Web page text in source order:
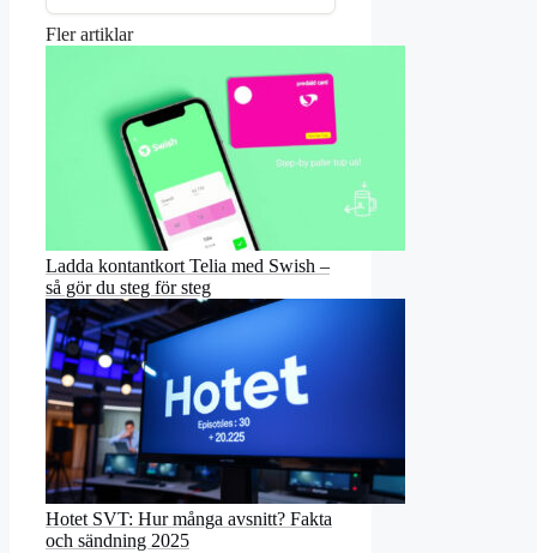
Fler artiklar
Ladda kontantkort Telia med Swish –
så gör du steg för steg
Hotet SVT: Hur många avsnitt? Fakta
och sändning 2025